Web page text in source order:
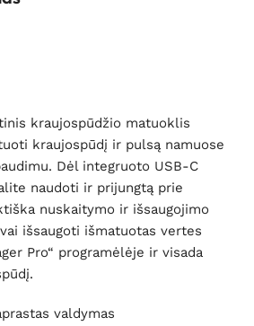
kraujospūdžio matuoklis
kraujospūdį ir pulsą namuose
Dėl integruoto USB-C
naudoti ir prijungtą prie
nuskaitymo ir išsaugojimo
išsaugoti išmatuotas vertes
Pro“ programėlėje ir visada
valdymas